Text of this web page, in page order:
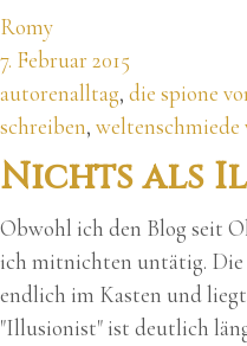
Romy
7. Februar 2015
autorenalltag, die spione
schreiben, weltenschmiede
Nichts als
Obwohl ich den Blog seit
ich mitnichten untätig. Die
endlich im Kasten und
"Illusionist" ist deutlich